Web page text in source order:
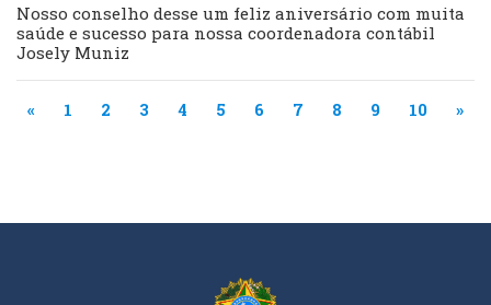
Nosso conselho desse um feliz aniversário com muita
saúde e sucesso para nossa coordenadora contábil
Josely Muniz
« 1 2 3 4 5 6 7 8 9 10 »